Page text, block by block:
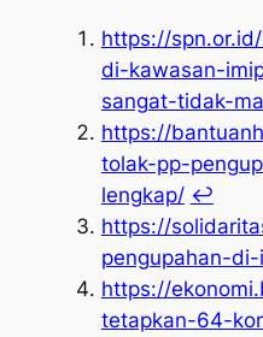
https://
di-kawasan-
sangat-tidak-
https://
tolak-pp-
lengkap/ ↩︎
https://
pengupahan-
https://
tetapkan-64-